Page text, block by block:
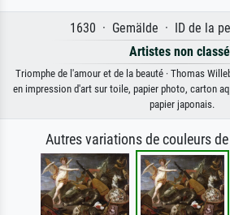
1630 · Gemälde · ID de la
Artistes non
Triomphe de l'amour et de la beauté · Thomas
en impression d'art sur toile, papier photo, carton
papier japonais.
Autres variations de couleurs